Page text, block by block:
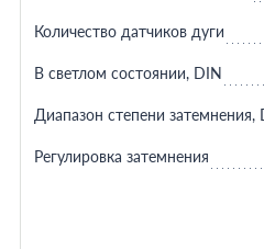
Количество датчиков дуги
В светлом состоянии, DIN
Диапазон степени затемнения,
Регулировка затемнения